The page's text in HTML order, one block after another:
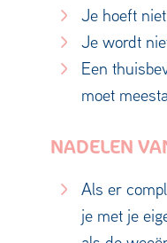
Je hoeft
Je wordt
Een
moet
NADELEN
Als er
je met je